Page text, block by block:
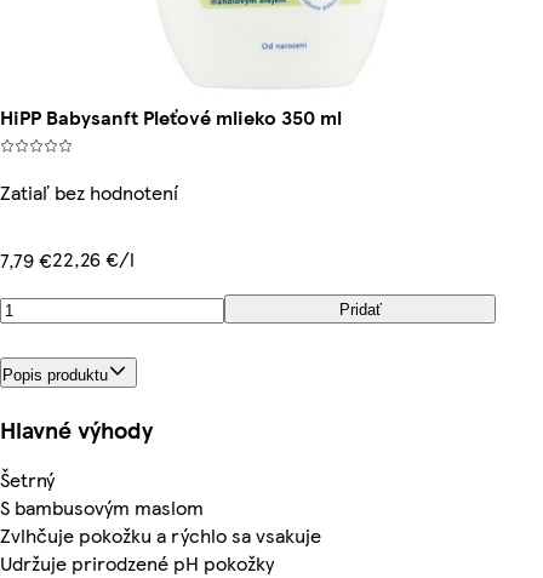
HiPP Babysanft Pleťové mlieko 350 ml
Zatiaľ bez hodnotení
7,79 €22,26 €/l
Pridať
Popis produktu
Hlavné výhody
Šetrný
S bambusovým maslom
Zvlhčuje pokožku a rýchlo sa vsakuje
Udržuje prirodzené pH pokožky